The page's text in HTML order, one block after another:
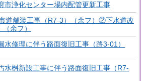
市浄化センター場内配管更新工事
道舗装工事（R7-3）（余フ）②下水道改
余フ）
水修理に伴う路面復旧工事（路3-01）
水桝新設工事に伴う路面復旧工事（R7-